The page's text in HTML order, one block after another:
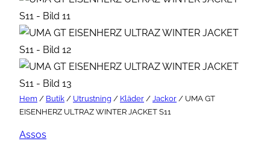
Hem / Butik / Utrustning / Kläder / Jackor / UMA GT
EISENHERZ ULTRAZ WINTER JACKET S11
Assos